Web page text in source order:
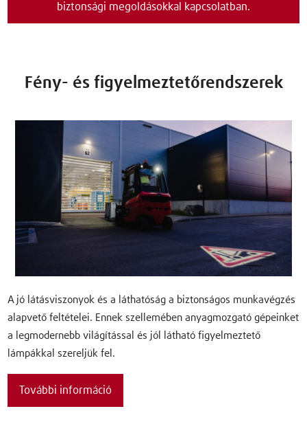
biztonsági megoldásokkal kapcsolatban.
Fény- és figyelmeztetőrendszerek
A jó látásviszonyok és a láthatóság a biztonságos munkavégzés
alapvető feltételei. Ennek szellemében anyagmozgató gépeinket
a legmodernebb világítással és jól látható figyelmeztető
lámpákkal szereljük fel.
További információ